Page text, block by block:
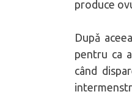
produce
Dupǎ
pentru ca
când